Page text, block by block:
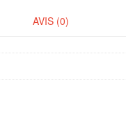
AVIS (0)